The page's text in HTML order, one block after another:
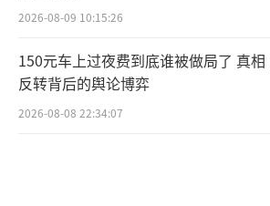
2026-08-09 10:15:26
150元车上过夜费到底谁被做局了 真相
反转背后的舆论博弈
2026-08-08 22:34:07